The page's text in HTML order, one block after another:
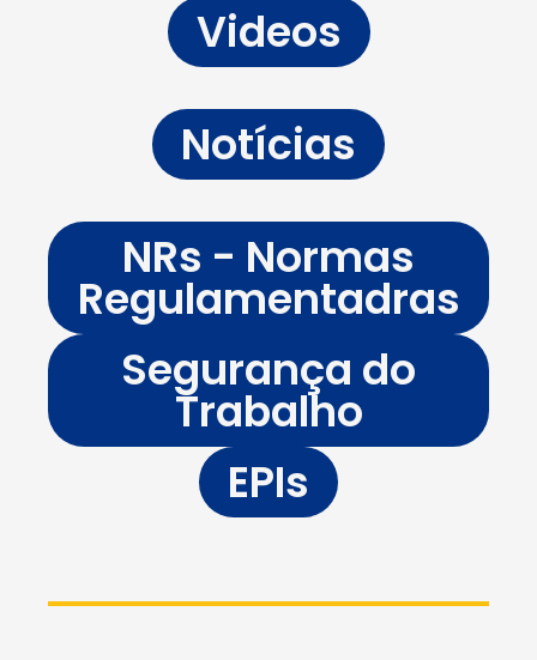
Videos
Notícias
NRs - Normas
Regulamentadras
Segurança do
Trabalho
EPIs